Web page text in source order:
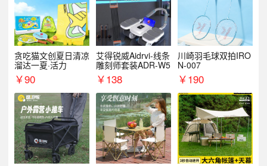
贪吃猫文创夏日清凉
溜达一夏·活力
￥90
艾得锐威Aidrvi-线条
雕刻师套装ADR-W5
￥138
川崎羽毛球双拍IRO
N-007
￥190